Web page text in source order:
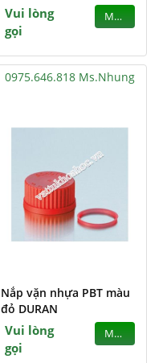
Vui lòng
gọi
MUA
0975.646.818 Ms.Nhung
Nắp vặn nhựa PBT màu
đỏ DURAN
Vui lòng
gọi
MUA